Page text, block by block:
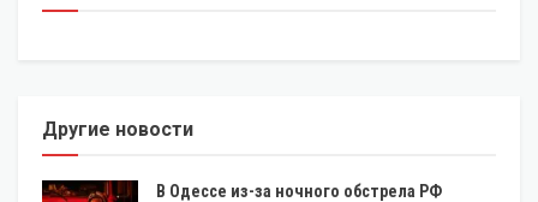
Другие новости
В Одессе из-за ночного обстрела РФ